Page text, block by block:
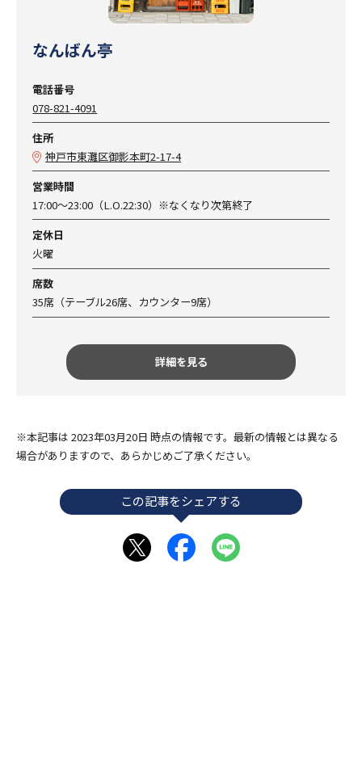
なんばん亭
電話番号
078-821-4091
住所
神戸市東灘区御影本町2-17-4
営業時間
17:00～23:00（L.O.22:30）※なくなり次第終了
定休日
火曜
席数
35席（テーブル26席、カウンター9席）
詳細を見る
※本記事は 2023年03月20日 時点の情報です。最新の情報とは異なる
場合がありますので、あらかじめご了承ください。
この記事をシェアする